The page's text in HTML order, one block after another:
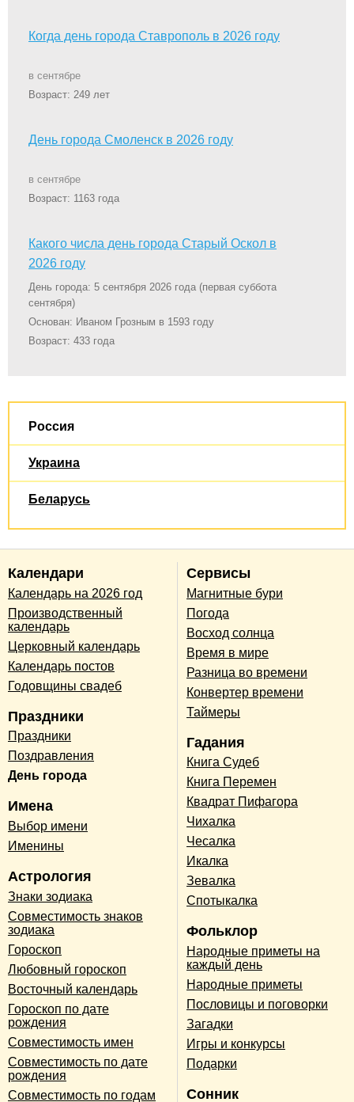
Когда день города Ставрополь в 2026 году
в сентябре
Возраст: 249 лет
День города Смоленск в 2026 году
в сентябре
Возраст: 1163 года
Какого числа день города Старый Оскол в
2026 году
День города: 5 сентября 2026 года (первая суббота
сентября)
Основан: Иваном Грозным в 1593 году
Возраст: 433 года
Россия
Украина
Беларусь
Календари
Календарь на 2026 год
Производственный
календарь
Церковный календарь
Календарь постов
Годовщины свадеб
Праздники
Праздники
Поздравления
День города
Имена
Выбор имени
Именины
Астрология
Знаки зодиака
Совместимость знаков
зодиака
Гороскоп
Любовный гороскоп
Восточный календарь
Гороскоп по дате
рождения
Совместимость имен
Совместимость по дате
рождения
Совместимость по годам
Сервисы
Магнитные бури
Погода
Восход солнца
Время в мире
Разница во времени
Конвертер времени
Таймеры
Гадания
Книга Судеб
Книга Перемен
Квадрат Пифагора
Чихалка
Чесалка
Икалка
Зевалка
Спотыкалка
Фольклор
Народные приметы на
каждый день
Народные приметы
Пословицы и поговорки
Загадки
Игры и конкурсы
Подарки
Сонник